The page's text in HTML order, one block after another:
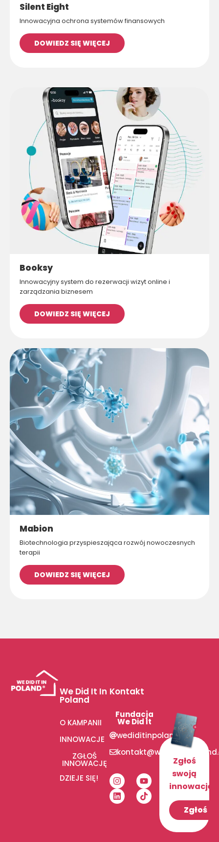
Silent Eight
Innowacyjna ochrona systemów finansowych
DOWIEDZ SIĘ WIĘCEJ
Booksy
Innowacyjny system do rezerwacji wizyt online i
zarządzania biznesem
DOWIEDZ SIĘ WIĘCEJ
Mabion
Biotechnologia przyspieszająca rozwój nowoczesnych
terapii
DOWIEDZ SIĘ WIĘCEJ
We Did It In
Poland
O KAMPANII
INNOWACJE
ZGŁOŚ
INNOWACJĘ
DZIEJE SIĘ!
Kontakt
Fundacja
We Did It
wediditinpoland
Zgłoś
swoją
innowację!
Zgłoś